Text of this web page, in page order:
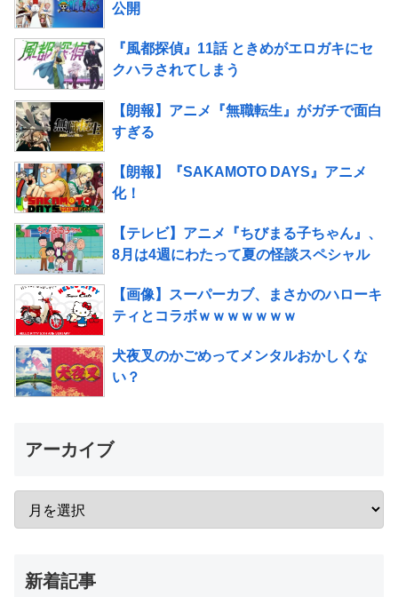
公開
『風都探偵』11話 ときめがエロガキにセ
クハラされてしまう
【朗報】アニメ『無職転生』がガチで面白
すぎる
【朗報】『SAKAMOTO DAYS』アニメ
化！
【テレビ】アニメ『ちびまる子ちゃん』、
8月は4週にわたって夏の怪談スペシャル
【画像】スーパーカブ、まさかのハローキ
ティとコラボｗｗｗｗｗｗｗ
犬夜叉のかごめってメンタルおかしくな
い？
アーカイブ
新着記事